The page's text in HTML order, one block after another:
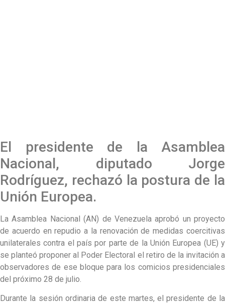
El presidente de la Asamblea
Nacional, diputado Jorge
Rodríguez, rechazó la postura de la
Unión Europea.
La Asamblea Nacional (AN) de Venezuela aprobó un proyecto
de acuerdo en repudio a la renovación de medidas coercitivas
unilaterales contra el país por parte de la Unión Europea (UE) y
se planteó proponer al Poder Electoral el retiro de la invitación a
observadores de ese bloque para los comicios presidenciales
del próximo 28 de julio.
Durante la sesión ordinaria de este martes, el presidente de la